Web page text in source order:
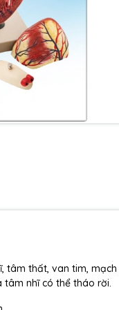
tâm thất, van tim,
nhĩ có thể tháo rời.